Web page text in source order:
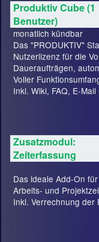
Produktiv Cube (1
Benutzer)
monatlich kündbar
Das "PRODUKTIV"
Nutzerlizenz für die
Daueraufträgen,
Voller
Inkl. Wiki, FAQ, E-
Zusatzmodul:
Zeiterfassung
Das ideale Add-On
Arbeits- und
Inkl. Verrechnung der